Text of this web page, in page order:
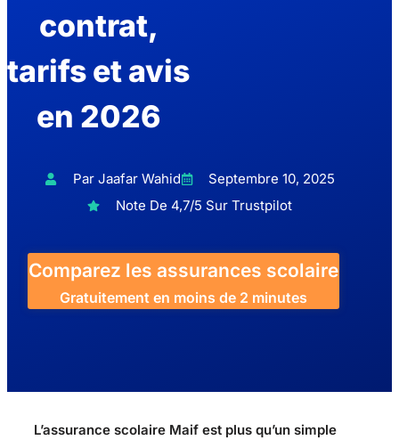
contrat,
tarifs et avis
en 2026
Par Jaafar Wahid
Septembre 10, 2025
Note De 4,7/5 Sur Trustpilot
Comparez les assurances scolaire
Gratuitement en moins de 2 minutes
L’assurance scolaire Maif est plus qu’un simple